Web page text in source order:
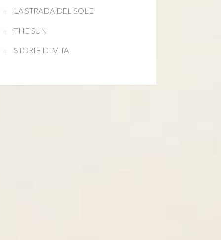
LA STRADA DEL SOLE
THE SUN
STORIE DI VITA